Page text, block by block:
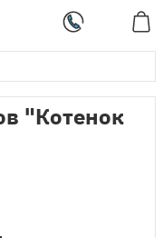
"Котенок